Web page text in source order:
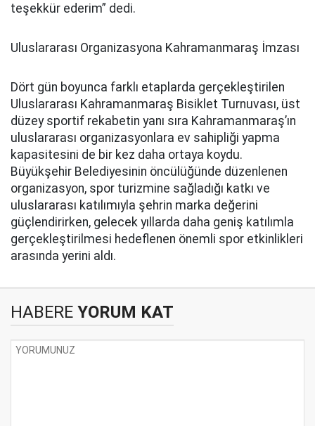
teşekkür ederim” dedi.
Uluslararası Organizasyona Kahramanmaraş İmzası
Dört gün boyunca farklı etaplarda gerçekleştirilen
Uluslararası Kahramanmaraş Bisiklet Turnuvası, üst
düzey sportif rekabetin yanı sıra Kahramanmaraş’ın
uluslararası organizasyonlara ev sahipliği yapma
kapasitesini de bir kez daha ortaya koydu.
Büyükşehir Belediyesinin öncülüğünde düzenlenen
organizasyon, spor turizmine sağladığı katkı ve
uluslararası katılımıyla şehrin marka değerini
güçlendirirken, gelecek yıllarda daha geniş katılımla
gerçekleştirilmesi hedeflenen önemli spor etkinlikleri
arasında yerini aldı.
HABERE YORUM KAT